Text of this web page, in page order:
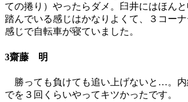
ての捲り）やったらダメ。臼井にはほん
踏んでいる感じはかなりよくて、３コー
感じで自転車が寝ていました。
3齋藤 明
勝っても負けても追い上げないと…。内
でを３回くらいやってキツかったです。